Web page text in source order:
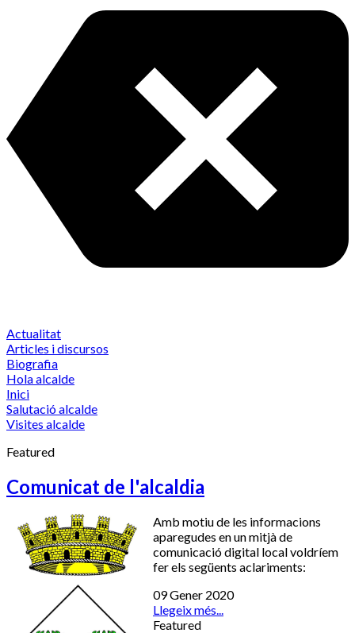
Actualitat
Articles i discursos
Biografia
Hola alcalde
Inici
Salutació alcalde
Visites alcalde
Featured
Comunicat de l'alcaldia
Amb motiu de les informacions
aparegudes en un mitjà de
comunicació digital local voldríem
fer els següents aclariments:
09 Gener 2020
Llegeix més...
Featured